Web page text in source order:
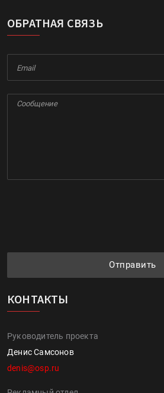
ОБРАТНАЯ СВЯЗЬ
Отправить
КОНТАКТЫ
Руководитель проекта
Денис Самсонов
denis@osp.ru